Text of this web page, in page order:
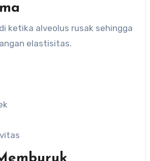
ketika alveolus rusak sehingga
elastisitas.